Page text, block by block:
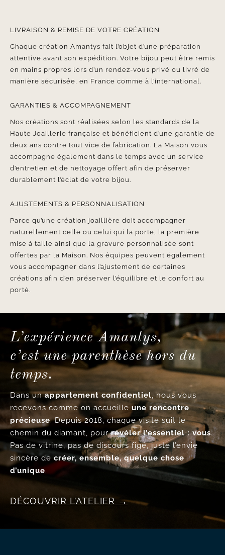
LIVRAISON & REMISE DE VOTRE CRÉATION
Chaque création Amantys fait l’objet d’une préparation
attentive avant son expédition. Votre bijou peut être remis
en mains propres lors d’un rendez-vous privé ou livré de
manière sécurisée, en France comme à l’international.
GARANTIES & ACCOMPAGNEMENT
Nos créations sont réalisées selon les standards de la
Haute Joaillerie française et bénéficient d’une garantie de
deux ans contre tout vice de fabrication. La Maison vous
accompagne également dans le temps avec un service
d’entretien et de nettoyage offert afin de préserver
durablement l’éclat de votre bijou.
AJUSTEMENTS & PERSONNALISATION
Parce qu’une création joaillière doit accompagner
naturellement celle ou celui qui la porte, la première
mise à taille ainsi que la gravure personnalisée sont
offertes par la Maison. Nos équipes peuvent également
vous accompagner dans l’ajustement de certaines
créations afin d’en préserver l’équilibre et le confort au
porté.
L’expérience Amantys,
c’est une parenthèse hors du
temps.
Dans unappartement confidentiel, nous vous
recevons comme on accueille une rencontre
précieuse. Depuis 2018, chaque visite suit le
chemin du diamant, pourrévéler l’essentiel : vous.
Pas de vitrine, pas de discours figé, juste l’envie
sincère de créer, ensemble, quelque chose
d’unique.
DÉCOUVRIR L’ATELIER